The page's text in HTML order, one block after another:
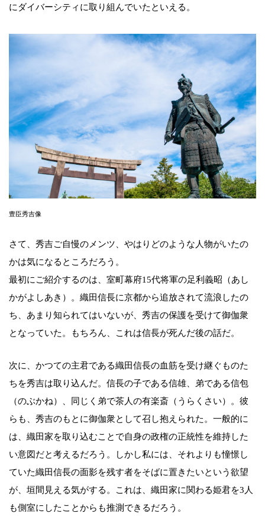
にダイバーシティに取り組んでいたといえる。
豊臣秀吉像
さて、秀吉ご自慢のメンツ、やはりどのような人物がいたの
かは気になるところだろう。
最初にご紹介するのは、室町幕府15代将軍の足利義昭（あし
かがよしあき）。織田信長に京都から追放されて流浪したの
ち、あまり知られてはいないが、秀吉の保護を受けて御伽衆
となっていた。もちろん、これは信長が死んだ後の話だ。
次に、かつての主君である織田信長の血筋を受け継ぐものた
ちを秀吉は取り込んだ。信長の子である信雄、弟である信包
（のぶかね）、同じく弟で茶人の有楽斎（うらくさい）。彼
らも、秀吉のもとに御伽衆として召し抱えられた。一般的に
は、織田家を取り込むことで自身の政権の正統性を維持した
い意図だと考えるだろう。しかし私には、それよりも憧憬し
ていた織田信長の面影を残す者をそばに置きたいという欲望
が、垣間見える気がする。これは、織田家に関わる姫君を3人
も側室にしたことからも推測できるだろう。